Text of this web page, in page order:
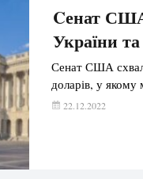
Cенат
України
Сенат США
доларів, у якому
22.12.2022